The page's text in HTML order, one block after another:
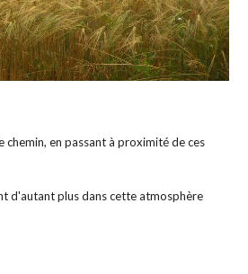
chemin, en passant à proximité de ces
d'autant plus dans cette atmosphère